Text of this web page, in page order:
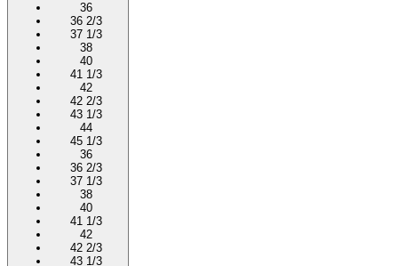
36
36 2/3
37 1/3
38
40
41 1/3
42
42 2/3
43 1/3
44
45 1/3
36
36 2/3
37 1/3
38
40
41 1/3
42
42 2/3
43 1/3